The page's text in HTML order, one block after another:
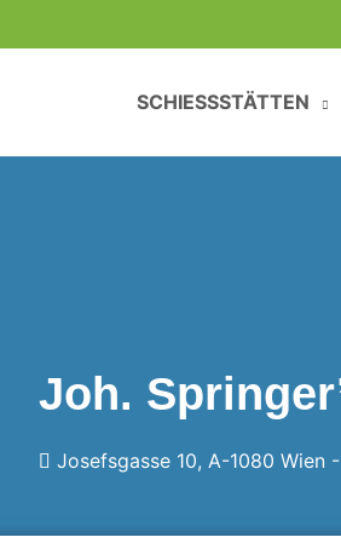
SCHIESSSTÄTTEN
Joh.
Josefsgasse 10, A-1080 Wien -